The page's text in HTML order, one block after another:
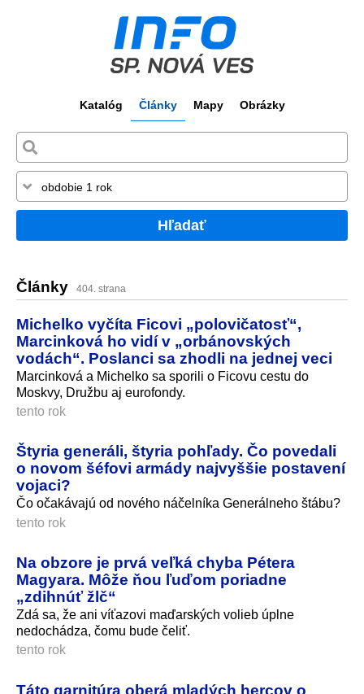
Katalóg Články Mapy Obrázky
Hľadať
Články 404. strana
Michelko vyčíta Ficovi „polovičatosť“,
Marcinková ho vidí v „orbánovských
vodách“. Poslanci sa zhodli na jednej veci
Marcinková a Michelko sa sporili o Ficovu cestu do
Moskvy, Družbu aj eurofondy.
tento rok
Štyria generáli, štyria pohľady. Čo povedali
o novom šéfovi armády najvyššie postavení
vojaci?
Čo očakávajú od nového náčelníka Generálneho štábu?
tento rok
Na obzore je prvá veľká chyba Pétera
Magyara. Môže ňou ľuďom poriadne
„zdihnúť žlč“
Zdá sa, že ani víťazovi maďarských volieb úplne
nedochádza, čomu bude čeliť.
tento rok
Táto garnitúra oberá mladých hercov o